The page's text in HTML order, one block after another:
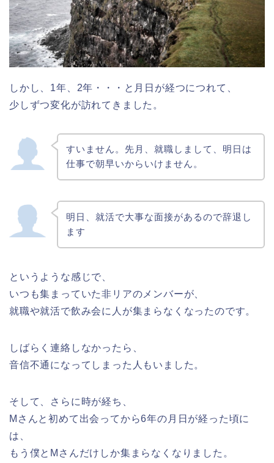
しかし、1年、2年・・・と月日が経つにつれて、
少しずつ変化が訪れてきました。
すいません。先月、就職しまして、明日は
仕事で朝早いからいけません。
明日、就活で大事な面接があるので辞退し
ます
というような感じで、
いつも集まっていた非リアのメンバーが、
就職や就活で飲み会に人が集まらなくなったのです。
しばらく連絡しなかったら、
音信不通になってしまった人もいました。
そして、さらに時が経ち、
Mさんと初めて出会ってから6年の月日が経った頃に
は、
もう僕とMさんだけしか集まらなくなりました。